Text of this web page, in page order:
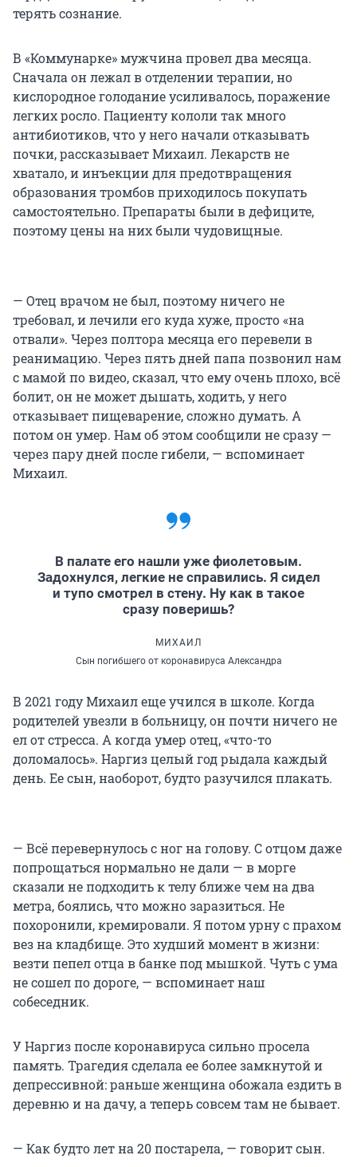
терять сознание.
В «Коммунарке» мужчина провел два месяца.
Сначала он лежал в отделении терапии, но
кислородное голодание усиливалось, поражение
легких росло. Пациенту кололи так много
антибиотиков, что у него начали отказывать
почки, рассказывает Михаил. Лекарств не
хватало, и инъекции для предотвращения
образования тромбов приходилось покупать
самостоятельно. Препараты были в дефиците,
поэтому цены на них были чудовищные.
— Отец врачом не был, поэтому ничего не
требовал, и лечили его куда хуже, просто «на
отвали». Через полтора месяца его перевели в
реанимацию. Через пять дней папа позвонил нам
с мамой по видео, сказал, что ему очень плохо, всё
болит, он не может дышать, ходить, у него
отказывает пищеварение, сложно думать. А
потом он умер. Нам об этом сообщили не сразу —
через пару дней после гибели, — вспоминает
Михаил.
В палате его нашли уже фиолетовым.
Задохнулся, легкие не справились. Я сидел
и тупо смотрел в стену. Ну как в такое
сразу поверишь?
МИХАИЛ
Сын погибшего от коронавируса Александра
В 2021 году Михаил еще учился в школе. Когда
родителей увезли в больницу, он почти ничего не
ел от стресса. А когда умер отец, «что-то
доломалось». Наргиз целый год рыдала каждый
день. Ее сын, наоборот, будто разучился плакать.
— Всё перевернулось с ног на голову. С отцом даже
попрощаться нормально не дали — в морге
сказали не подходить к телу ближе чем на два
метра, боялись, что можно заразиться. Не
похоронили, кремировали. Я потом урну с прахом
вез на кладбище. Это худший момент в жизни:
везти пепел отца в банке под мышкой. Чуть с ума
не сошел по дороге, — вспоминает наш
собеседник.
У Наргиз после коронавируса сильно просела
память. Трагедия сделала ее более замкнутой и
депрессивной: раньше женщина обожала ездить в
деревню и на дачу, а теперь совсем там не бывает.
— Как будто лет на 20 постарела, — говорит сын.